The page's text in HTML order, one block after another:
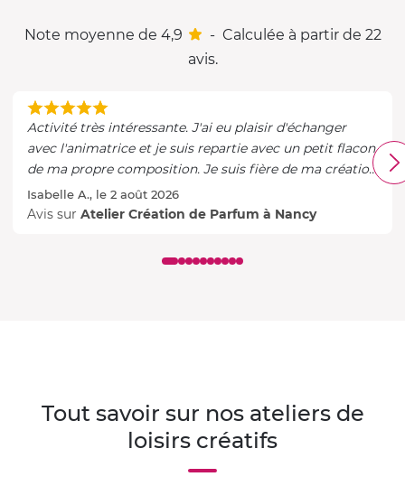
Note moyenne de 4,9 - Calculée à partir de 22
avis.
Activité très intéressante. J'ai eu plaisir d'échanger
avec l'animatrice et je suis repartie avec un petit flacon
de ma propre composition. Je suis fière de ma création
!!
Isabelle A., le 2 août 2026
Avis sur Atelier Création de Parfum à Nancy
Tout savoir sur nos ateliers de
loisirs créatifs